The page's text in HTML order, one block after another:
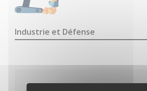
Industrie et Défense